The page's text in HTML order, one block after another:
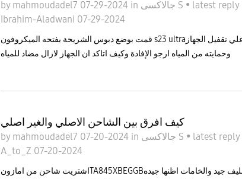
by mahmoudadel7 07-29-2024 in جالاكسى S • latest reply
Ibrahim-Aladwani 07-29-2024
قمت بوضع دبوس الشريحة بفتحه الميكروفون s23 ultraوالان اخشي ان يكون هذا اثر علي تقفيل الجهاز
وحمايته من المياه ارجو الإفادة وكيف اتاكد ان الجهاز لازال مضاد للمياه
كيف افرق بين الشاحن الاصلي والغير اصلي
by mahmoudadel7 07-20-2024 in جالاكسى S • latest reply
A_to_Z 07-20-2024
اشتريت شاحن من امازونTA845XBEGGBمن متجر سامسونج علي امازونوالتغليف جيد والخامات اظنها جيده